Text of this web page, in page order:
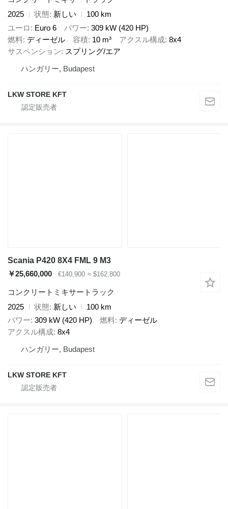
2025
状態 新しい
100 km
ユーロ
Euro 6 パワー 309 kW (420 HP)
燃料 ディーゼル 容積 10 m³ アクスル構成 8x4
サスペンション
スプリング/エア
ハンガリー, Budapest
LKW STORE KFT
Scania P420 8X4 FML 9 M3
￥25,660,000
€140,900 ≈ $162,800
コンクリートミキサートラック
2025
状態 新しい
100 km
パワー 309 kW (420 HP) 燃料 ディーゼル
アクスル構成 8x4
ハンガリー, Budapest
LKW STORE KFT